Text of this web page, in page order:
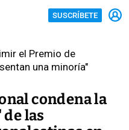
SUSCRÍBETE
el Premio de
una minoría"
condena la
las